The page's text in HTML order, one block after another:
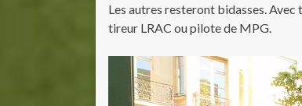
Les autres resteront bidasses.
tireur LRAC ou pilote de MPG.